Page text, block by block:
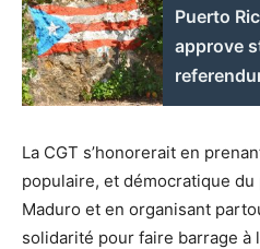
Puerto
approve
La CGT s’honorerait en
populaire, et démocratique
Maduro et en organisant
solidarité pour faire barrage à